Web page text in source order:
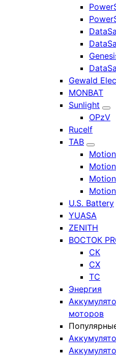
Gewald
MONBAT
Sunlight
OPzV
Rucelf
TAB
U.S. Battery
YUASA
ZENITH
ВОСТОК
СК
СХ
ТС
Энергия
моторов